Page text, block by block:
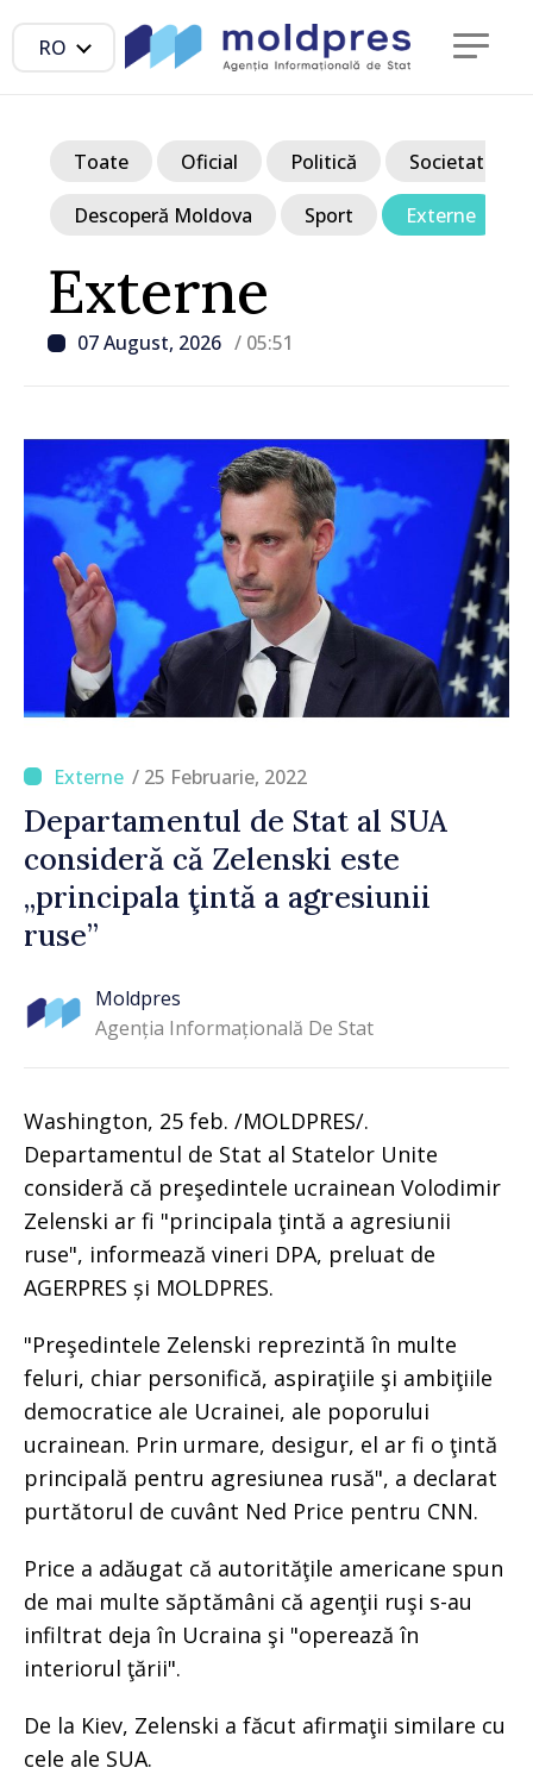
RO
Externe
07 August, 2026 / 05:51
Toate Oficial Politică Societate
Descoperă Moldova Sport Externe
/ 25 Februarie, 2022
Departamentul de Stat al SUA
consideră că Zelenski este
„principala ţintă a agresiunii
ruse”
Moldpres
Agenția Informațională De Stat
Washington, 25 feb. /MOLDPRES/.
Departamentul de Stat al Statelor Unite
consideră că preşedintele ucrainean Volodimir
Zelenski ar fi "principala ţintă a agresiunii
ruse", informează vineri DPA, preluat de
AGERPRES și MOLDPRES.
"Preşedintele Zelenski reprezintă în multe
feluri, chiar personifică, aspiraţiile şi ambiţiile
democratice ale Ucrainei, ale poporului
ucrainean. Prin urmare, desigur, el ar fi o ţintă
principală pentru agresiunea rusă", a declarat
purtătorul de cuvânt Ned Price pentru CNN.
Price a adăugat că autorităţile americane spun
de mai multe săptămâni că agenţii ruşi s-au
infiltrat deja în Ucraina şi "operează în
interiorul ţării".
De la Kiev, Zelenski a făcut afirmaţii similare cu
cele ale SUA.